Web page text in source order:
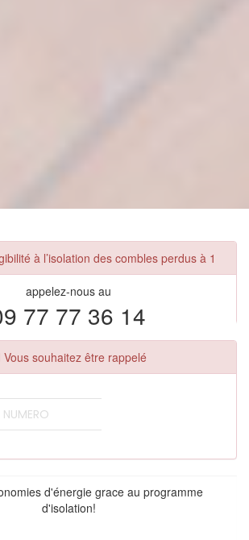
à l’isolation des combles perdus à 1
appelez-nous au
77 77 36 14
Vous souhaitez être rappelé
d'énergie grace au programme
d'isolation!